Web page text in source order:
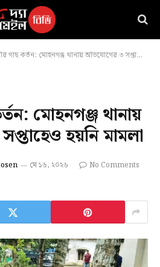
গাছ কর্তন: মোহনগঞ্জ থানায় অভিযোগের ৩ সপ্তাহেও হয়নি মামলা
মোহনগঞ্জ থানায়
হয়নি মামলা
মে ১৬, ২০২৬
No Comments